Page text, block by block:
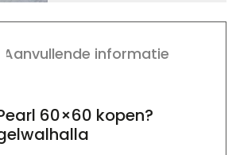
Aanvullende informatie
60×60 kopen?